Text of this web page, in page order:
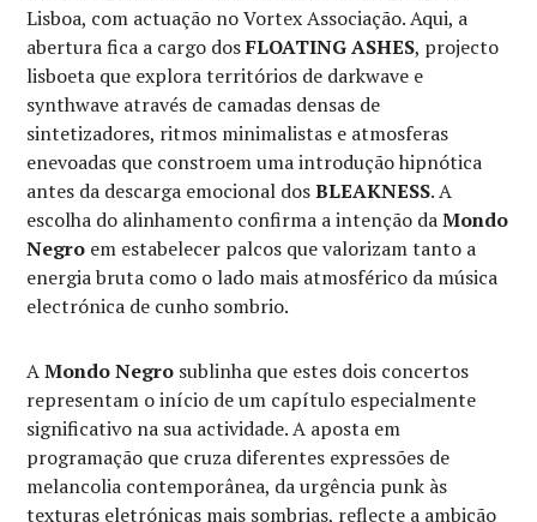
Lisboa, com actuação no Vortex Associação. Aqui, a
abertura fica a cargo dosFLOATING ASHES, projecto
lisboeta que explora territórios de darkwave e
synthwave através de camadas densas de
sintetizadores, ritmos minimalistas e atmosferas
enevoadas que constroem uma introdução hipnótica
antes da descarga emocional dosBLEAKNESS. A
escolha do alinhamento confirma a intenção daMondo
Negro em estabelecer palcos que valorizam tanto a
energia bruta como o lado mais atmosférico da música
electrónica de cunho sombrio.
AMondo Negro sublinha que estes dois concertos
representam o início de um capítulo especialmente
significativo na sua actividade. A aposta em
programação que cruza diferentes expressões de
melancolia contemporânea, da urgência punk às
texturas eletrónicas mais sombrias, reflecte a ambição